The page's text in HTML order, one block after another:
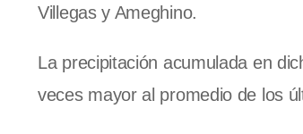
Villegas y Ameghino.
La precipitación acumulada en
veces mayor al promedio de los